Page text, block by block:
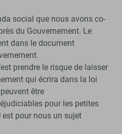
social que nous avons co-
du Gouvernement. Le
dans le document
prendre le risque de laisser
qui écrira dans la loi
être
pour les petites
est pour nous un sujet